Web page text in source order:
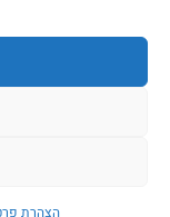
הצהרת
©כל הזכויות